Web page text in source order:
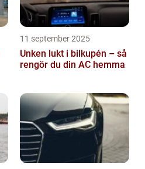
11 september 2025
Unken lukt i bilkupén – så
rengör du din AC hemma